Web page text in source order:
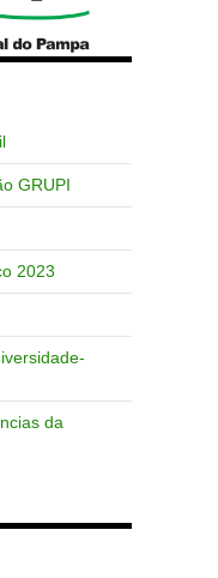
GRUPI
2023
da